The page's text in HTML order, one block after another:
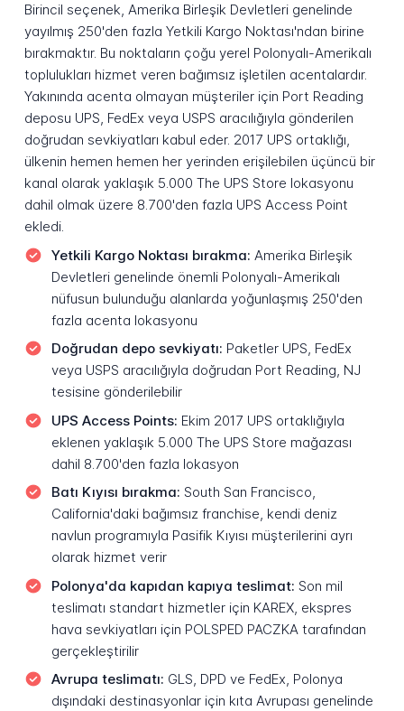
Birincil seçenek, Amerika Birleşik Devletleri genelinde
yayılmış 250'den fazla Yetkili Kargo Noktası'ndan birine
bırakmaktır. Bu noktaların çoğu yerel Polonyalı-Amerikalı
toplulukları hizmet veren bağımsız işletilen acentalardır.
Yakınında acenta olmayan müşteriler için Port Reading
deposu UPS, FedEx veya USPS aracılığıyla gönderilen
doğrudan sevkiyatları kabul eder. 2017 UPS ortaklığı,
ülkenin hemen hemen her yerinden erişilebilen üçüncü bir
kanal olarak yaklaşık 5.000 The UPS Store lokasyonu
dahil olmak üzere 8.700'den fazla UPS Access Point
ekledi.
Yetkili Kargo Noktası bırakma: Amerika Birleşik
Devletleri genelinde önemli Polonyalı-Amerikalı
nüfusun bulunduğu alanlarda yoğunlaşmış 250'den
fazla acenta lokasyonu
Doğrudan depo sevkiyatı: Paketler UPS, FedEx
veya USPS aracılığıyla doğrudan Port Reading, NJ
tesisine gönderilebilir
UPS Access Points: Ekim 2017 UPS ortaklığıyla
eklenen yaklaşık 5.000 The UPS Store mağazası
dahil 8.700'den fazla lokasyon
Batı Kıyısı bırakma: South San Francisco,
California'daki bağımsız franchise, kendi deniz
navlun programıyla Pasifik Kıyısı müşterilerini ayrı
olarak hizmet verir
Polonya'da kapıdan kapıya teslimat: Son mil
teslimatı standart hizmetler için KAREX, ekspres
hava sevkiyatları için POLSPED PACZKA tarafından
gerçekleştirilir
Avrupa teslimatı: GLS, DPD ve FedEx, Polonya
dışındaki destinasyonlar için kıta Avrupası genelinde